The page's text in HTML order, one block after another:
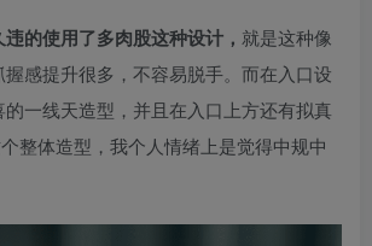
违的使用了多肉股这种设计， 就是这种像
感提升很多，不容易脱手。而在入口设
一线天造型，并且在入口上方还有拟真
整体造型，我个人情绪上是觉得中规中